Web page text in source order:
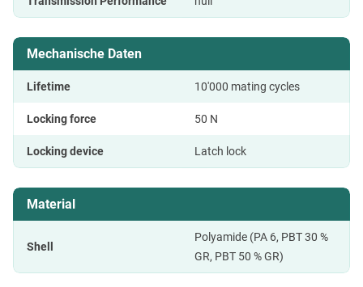
Mechanische Daten
Lifetime 10'000 mating cycles
Locking force 50 N
Locking device Latch lock
Material
Shell
Polyamide (PA 6, PBT 30 %
GR, PBT 50 % GR)